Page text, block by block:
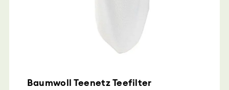
Baumwoll Teenetz Teefilter